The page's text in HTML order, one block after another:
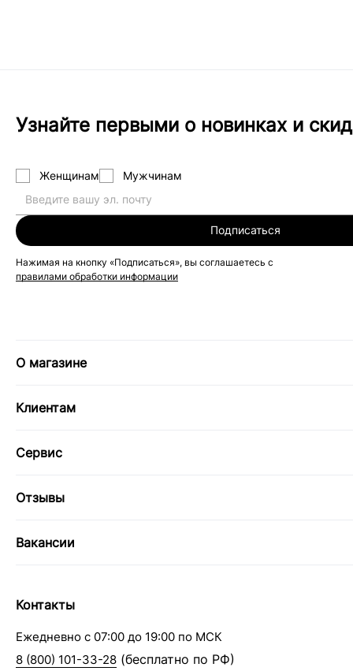
Узнайте первыми о новинках и
Женщинам Мужчинам
Подписаться
Нажимая на кнопку «Подписаться», вы соглашаетесь с
правилами обработки информации
О магазине
Клиентам
Сервис
Отзывы
Вакансии
Контакты
Ежедневно с 07:00 до 19:00 по МСК
8 (800) 101-33-28 (бесплатно по РФ)